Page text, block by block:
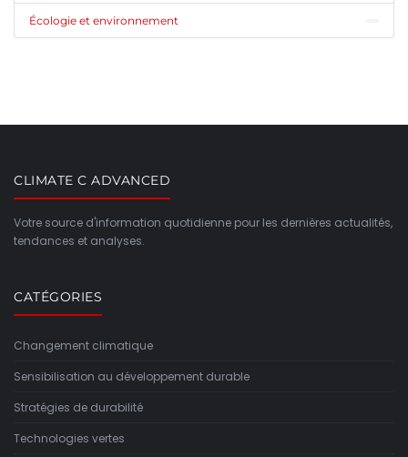
Écologie et environnement
CLIMATE C ADVANCED
Votre source d'information quotidienne pour les dernières actualités,
tendances et analyses.
CATÉGORIES
Changement climatique
Sensibilisation au développement durable
Stratégies de durabilité
Technologies vertes